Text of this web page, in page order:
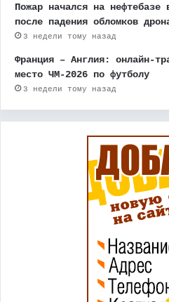
Пожар начался на нефтебазе
после падения обломков
3 недели тому назад
Франция – Англия: онлайн-
место ЧМ-2026 по футболу
3 недели тому назад